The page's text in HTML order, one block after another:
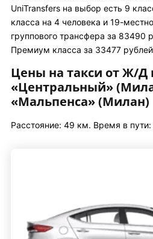
UniTransfers на выбор есть 9
класса на 4 человека и 19-
группового трансфера за 83490
Премиум класса за 33477
Цены на такси от Ж/Д
«Центральный»
«Мальпенса» (Милан)
Расстояние: 49 км. Время в